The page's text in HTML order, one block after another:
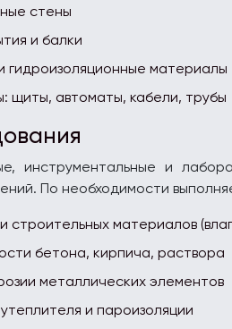
стены
и балки
гидроизоляционные материалы
щиты, автоматы, кабели, трубы
инструментальные и
По необходимости
строительных материалов
бетона, кирпича, раствора
металлических элементов
и пароизоляции